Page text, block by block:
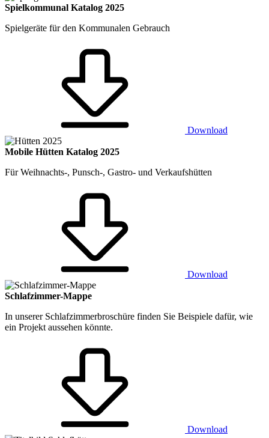
Spielkommunal Katalog 2025
Spielgeräte für den Kommunalen Gebrauch
Download
Mobile Hütten Katalog 2025
Für Weihnachts-, Punsch-, Gastro- und Verkaufshütten
Download
Schlafzimmer-Mappe
In unserer Schlafzimmerbroschüre finden Sie Beispiele dafür, wie
ein Projekt aussehen könnte.
Download